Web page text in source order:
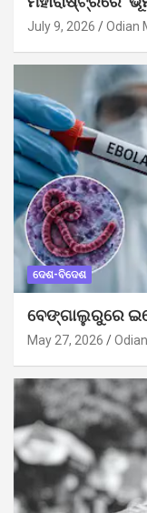
July 9, 2026 Odian
ଦେଶ-ବିଦେଶ
ବେଙ୍ଗାଲୁରୁରେ
May 27, 2026